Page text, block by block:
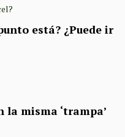
está? ¿Puede ir
la misma ‘trampa’